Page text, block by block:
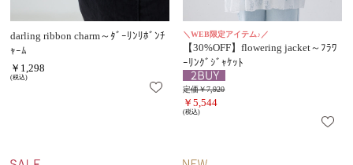
darling ribbon charm～ﾀﾞｰﾘﾝﾘﾎﾞﾝﾁ
ｬｰﾑ
￥1,298
(税込)
＼WEB限定アイテム♪／
【30%OFF】flowering jacket～ﾌﾗﾜ
ｰﾘﾝｸﾞｼﾞｬｹｯﾄ
定価￥7,920
￥5,544
(税込)